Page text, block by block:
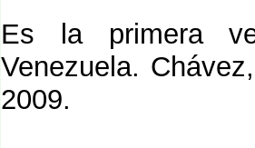
Es la primera
Venezuela.
2009.